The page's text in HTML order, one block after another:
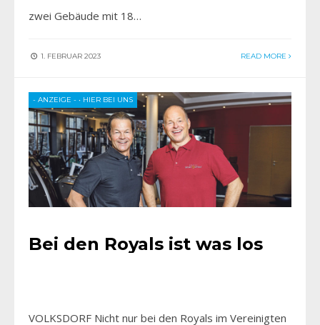
zwei Gebäude mit 18…
1. FEBRUAR 2023 READ MORE
- ANZEIGE - • HIER BEI UNS
Bei den Royals ist was los
VOLKSDORF Nicht nur bei den Royals im Vereinigten